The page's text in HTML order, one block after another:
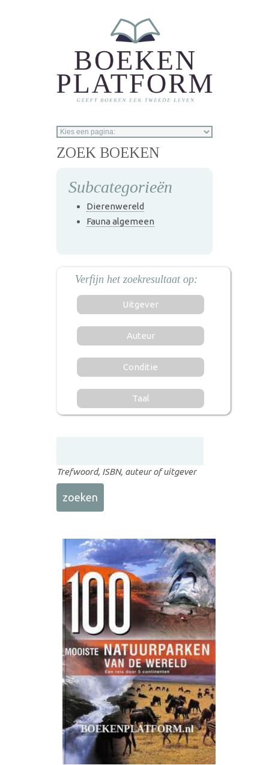
ZOEK BOEKEN
Subcategorieën
Dierenwereld
Fauna algemeen
Uitgever
Auteur
Conditie
Taal
Trefwoord, ISBN, auteur of uitgever